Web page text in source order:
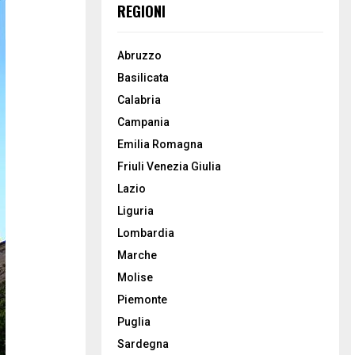
REGIONI
Abruzzo
Basilicata
Calabria
Campania
Emilia Romagna
Friuli Venezia Giulia
Lazio
Liguria
Lombardia
Marche
Molise
Piemonte
Puglia
Sardegna